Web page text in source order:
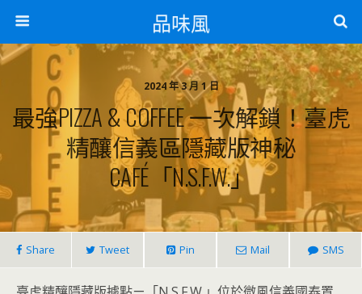
品味風
2024 年 3 月 1 日
最強PIZZA & COFFEE 一次解鎖！臺虎
精釀信義區隱藏版神秘
CAFÉ「N.S.F.W.」
Share Tweet Pin Mail SMS